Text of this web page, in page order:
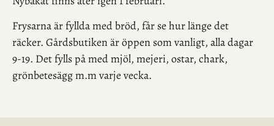
Frysarna är fyllda med bröd, får se hur länge det
räcker. Gårdsbutiken är öppen som vanligt, alla dagar
9-19. Det fylls på med mjöl, mejeri, ostar, chark,
grönbetesägg m.m varje vecka.